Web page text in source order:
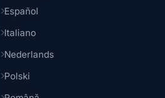
Español
Italiano
Nederlands
Polski